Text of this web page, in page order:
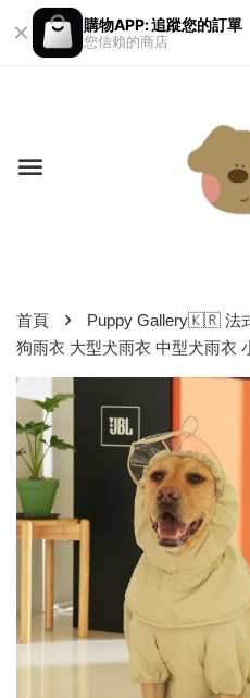
購物APP: 追蹤您的訂單
您信賴的商店
首頁 ›
Puppy Gallery🇰🇷 法
狗雨衣 大型犬雨衣 中型犬雨衣